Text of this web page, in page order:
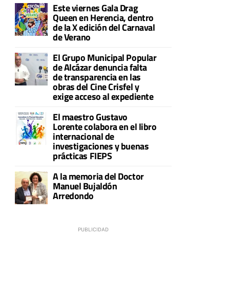
Este viernes Gala Drag
Queen en Herencia, dentro
de la X edición del Carnaval
de Verano
El Grupo Municipal Popular
de Alcázar denuncia falta
de transparencia en las
obras del Cine Crisfel y
exige acceso al expediente
El maestro Gustavo
Lorente colabora en el libro
internacional de
investigaciones y buenas
prácticas FIEPS
A la memoria del Doctor
Manuel Bujaldón
Arredondo